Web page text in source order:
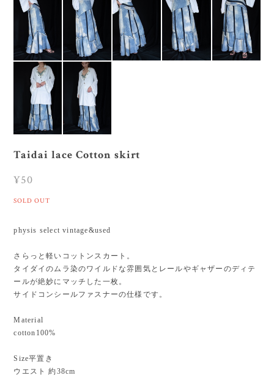
Taidai lace Cotton skirt
¥50
SOLD OUT
physis select vintage&used
さらっと軽いコットンスカート。
タイダイのムラ染のワイルドな雰囲気とレールやギャザーのディテ
ールが絶妙にマッチした一枚。
サイドコンシールファスナーの仕様です。
Material
cotton100%
Size平置き
ウエスト 約38cm